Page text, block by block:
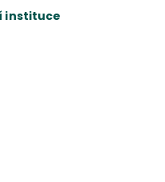
instituce